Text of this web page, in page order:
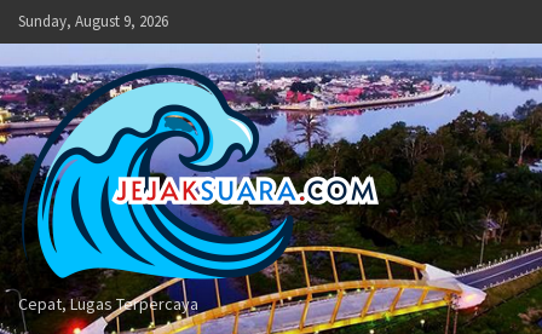
Skip
to
content
Sunday, August 9, 2026
Cepat, Lugas Terpercaya